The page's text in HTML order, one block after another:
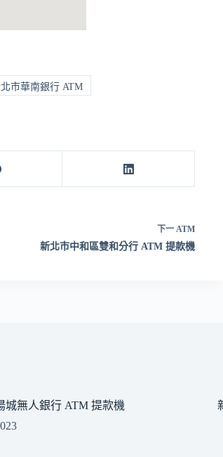
市華南銀行 ATM
下一 ATM
新北市中和區雙和分行 ATM 提款機
城無人銀行 ATM 提款機